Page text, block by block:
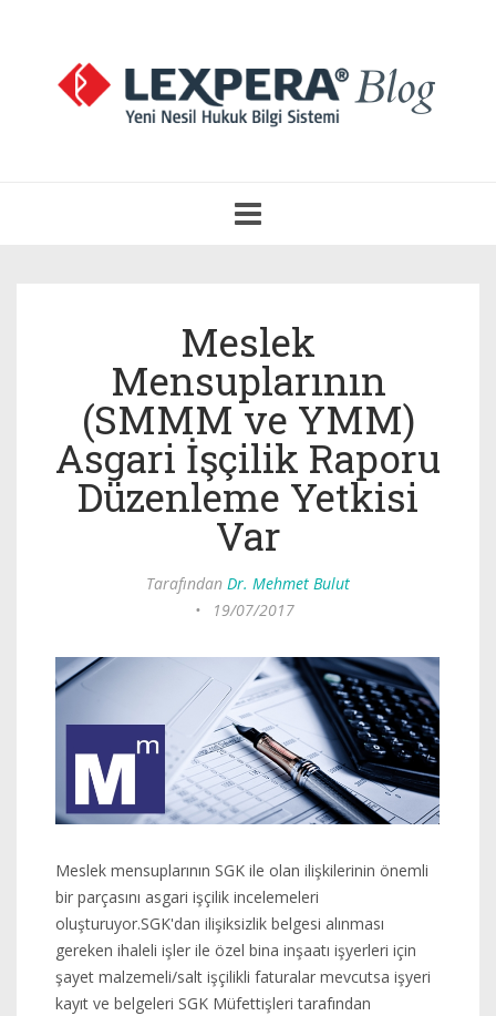
Aç
Meslek
Mensuplarının
(SMMM ve YMM)
Asgari İşçilik Raporu
Düzenleme Yetkisi
Var
Tarafından Dr. Mehmet Bulut
•
19/07/2017
Meslek mensuplarının SGK ile olan ilişkilerinin önemli
bir parçasını asgari işçilik incelemeleri
oluşturuyor.SGK'dan ilişiksizlik belgesi alınması
gereken ihaleli işler ile özel bina inşaatı işyerleri için
şayet malzemeli/salt işçilikli faturalar mevcutsa işyeri
kayıt ve belgeleri SGK Müfettişleri tarafından